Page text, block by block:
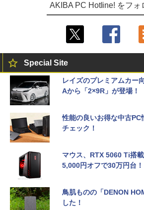
AKIBA PC Hotline! をフォ
Special Site
レイズのプレミアムカー
Aから「2×9R」が登場！
性能の良いお得な中古PC
チェック！
マウス、RTX 5060 Ti搭
5,000円オフで30万円台！
鳥肌ものの「DENON
した！